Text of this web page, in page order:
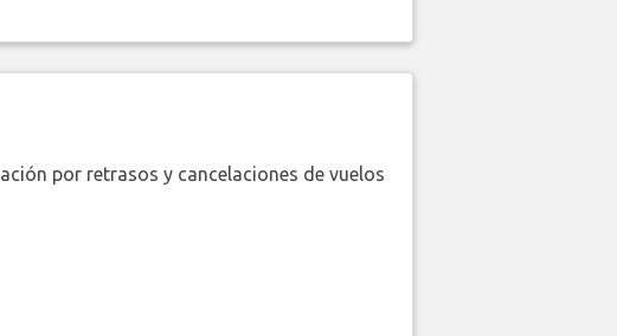
por retrasos y cancelaciones de vuelos